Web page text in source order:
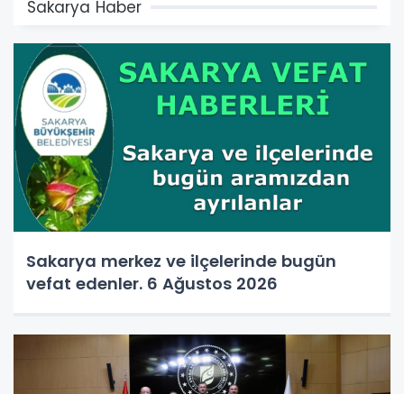
Sakarya Haber
Sakarya merkez ve ilçelerinde bugün
vefat edenler. 6 Ağustos 2026